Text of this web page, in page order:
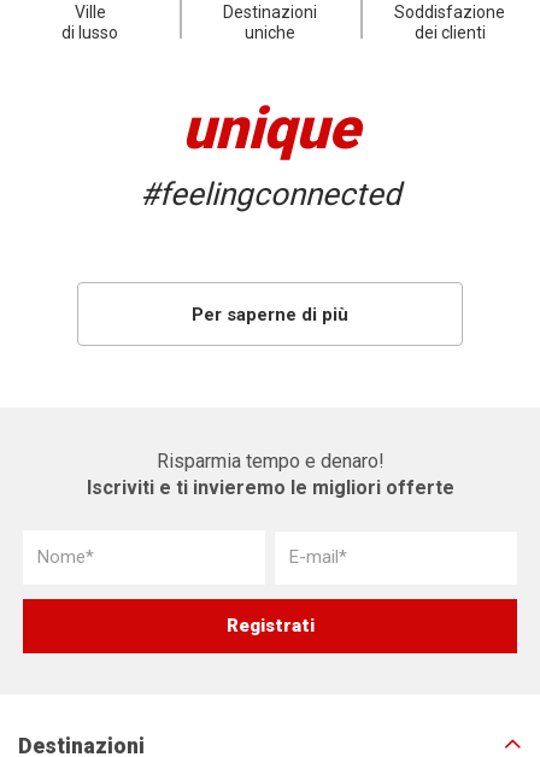
Ville
di lusso
Destinazioni
uniche
Soddisfazione
dei clienti
unique
#feelingconnected
Per saperne di più
Risparmia tempo e denaro!
Iscriviti e ti invieremo le migliori offerte
Destinazioni